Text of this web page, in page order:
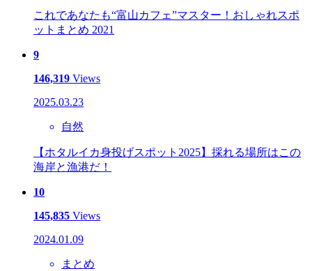
これであなたも“富山カフェ”マスター！おしゃれスポ
ットまとめ 2021
9
146,319 Views
2025.03.23
自然
【ホタルイカ身投げスポット2025】採れる場所はこの
海岸と漁港だ！
10
145,835 Views
2024.01.09
まとめ